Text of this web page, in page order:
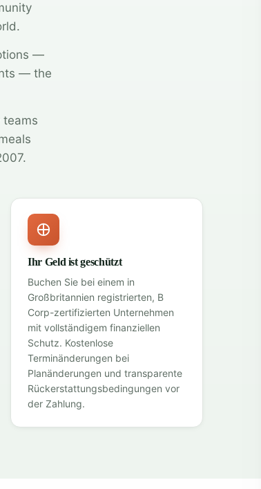
—
— the
Ihr Geld ist geschützt
Buchen Sie bei einem in
Großbritannien registrierten, B
Corp-zertifizierten Unternehmen
mit vollständigem finanziellen
Schutz. Kostenlose
Terminänderungen bei
Planänderungen und transparente
Rückerstattungsbedingungen vor
der Zahlung.